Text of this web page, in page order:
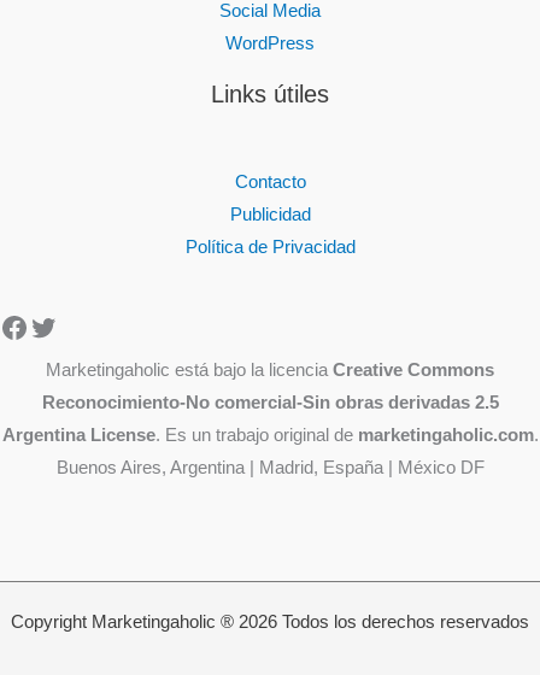
Social Media
WordPress
Links útiles
Contacto
Publicidad
Política de Privacidad
Facebook
Twitter
Marketingaholic está bajo la licencia Creative Commons
Reconocimiento-No comercial-Sin obras derivadas 2.5
Argentina License. Es un trabajo original de marketingaholic.com.
Buenos Aires, Argentina | Madrid, España | México DF
Copyright Marketingaholic ® 2026 Todos los derechos reservados